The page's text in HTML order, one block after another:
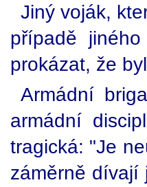
Jiný voják,
případě
prokázat, že
Armádní
armádní
tragická: "Je
záměrně dívají